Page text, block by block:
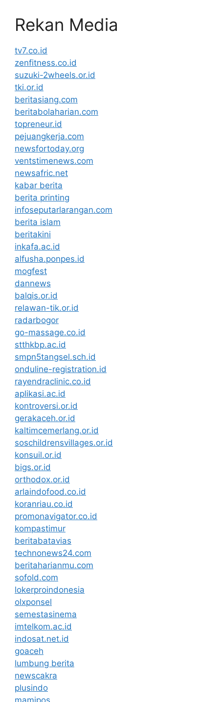
Rekan Media
tv7.co.id
zenfitness.co.id
suzuki-2wheels.or.id
tki.or.id
beritasiang.com
beritabolaharian.com
topreneur.id
pejuangkerja.com
newsfortoday.org
ventstimenews.com
newsafric.net
kabar berita
berita printing
infoseputarlarangan.com
berita islam
beritakini
inkafa.ac.id
alfusha.ponpes.id
mogfest
dannews
balqis.or.id
relawan-tik.or.id
radarbogor
go-massage.co.id
stthkbp.ac.id
smpn5tangsel.sch.id
onduline-registration.id
rayendraclinic.co.id
aplikasi.ac.id
kontroversi.or.id
gerakaceh.or.id
kaltimcemerlang.or.id
soschildrensvillages.or.id
konsuil.or.id
bigs.or.id
orthodox.or.id
arlaindofood.co.id
koranriau.co.id
promonavigator.co.id
kompastimur
beritabatavias
technonews24.com
beritaharianmu.com
sofold.com
lokerproindonesia
olxponsel
semestasinema
imtelkom.ac.id
indosat.net.id
goaceh
lumbung berita
newscakra
plusindo